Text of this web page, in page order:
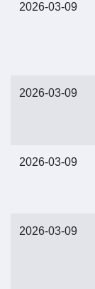
2026-03-09
2026-03-09
2026-03-09
2026-03-09